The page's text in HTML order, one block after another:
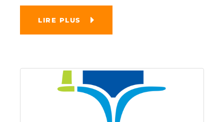
LIRE PLUS